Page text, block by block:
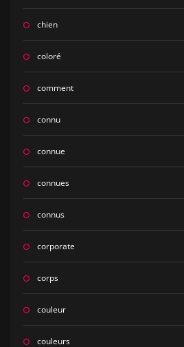
chien
coloré
comment
connu
connue
connues
connus
corporate
corps
couleur
couleurs